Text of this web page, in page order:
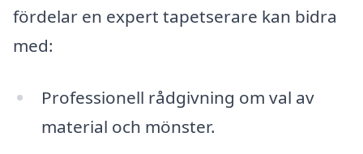
fördelar en expert tapetserare kan bidra
med:
Professionell rådgivning om val av
material och mönster.